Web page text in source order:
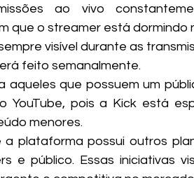
ao vivo
que o streamer está dormindo
visível durante as
feito semanalmente.
aqueles que possuem um
YouTube, pois a Kick está
menores.
plataforma possui outros
e público. Essas iniciativas